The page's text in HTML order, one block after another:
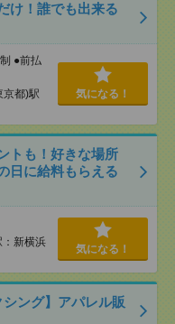
け！誰でも出来る
●前払
京都)駅
気になる！
トも！好きな場所
日に給料もらえる
：新横浜
気になる！
ング】アパレル販